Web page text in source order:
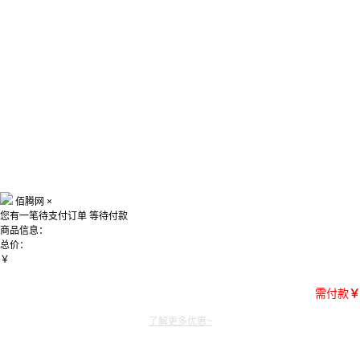
佰腾网 ×
您有一笔待支付订单 等待付款
商品信息：
总价：
￥
需付款￥
了解更多优惠~